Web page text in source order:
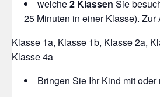
welche2 Klassen Sie
25 Minuten in einer Klasse). Zur
Klasse 1a, Klasse 1b, Klasse 2a,
Klasse 4a
Bringen Sie Ihr Kind mit oder